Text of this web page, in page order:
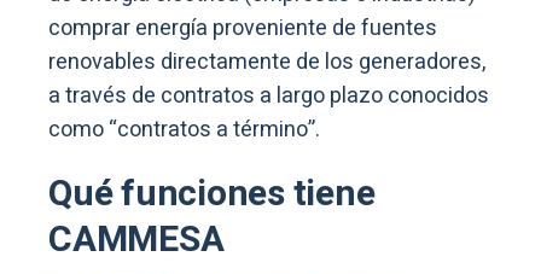
comprar energía proveniente de fuentes
renovables directamente de los generadores,
a través de contratos a largo plazo conocidos
como “contratos a término”.
Qué funciones tiene
CAMMESA